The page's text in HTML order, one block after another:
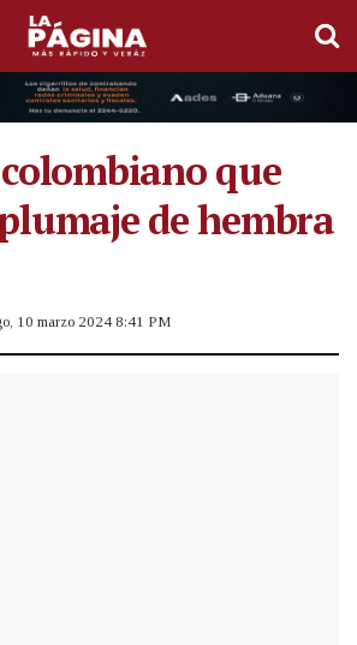
que
de hembra
10 marzo 2024 8:41 PM